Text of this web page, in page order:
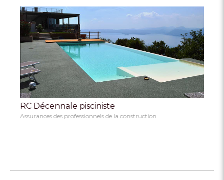
RC Décennale pisciniste
Assurances des professionnels de la construction